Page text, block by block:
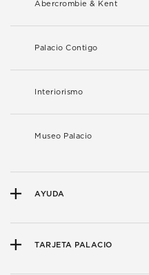
Abercrombie & Kent
Palacio Contigo
Interiorismo
Museo Palacio
AYUDA
TARJETA PALACIO